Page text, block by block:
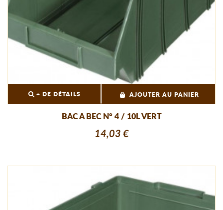
+ DE DÉTAILS AJOUTER AU PANIER
BAC A BEC N° 4 / 10L VERT
14,03 €